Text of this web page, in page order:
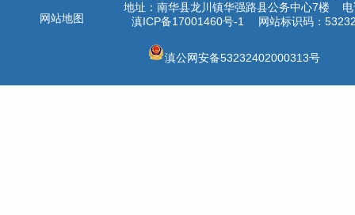
网站地图
地址：南华县龙川镇华强路县公务中心7楼
滇ICP备17001460号-1
网站标识码：
滇公网安备53232402000313号